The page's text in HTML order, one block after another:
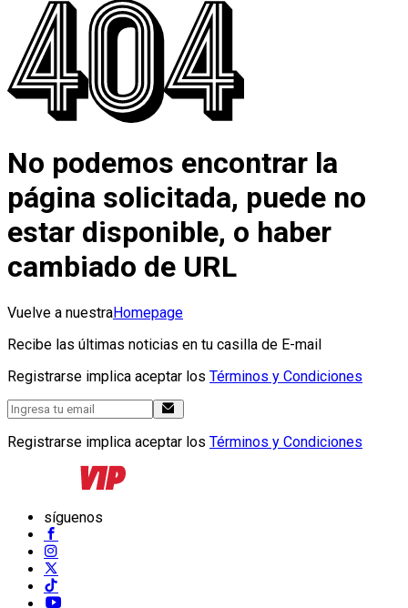
No podemos encontrar la
página solicitada, puede no
estar disponible, o haber
cambiado de URL
Vuelve a nuestraHomepage
Recibe las últimas noticias en tu casilla de E-mail
Registrarse implica aceptar los Términos y Condiciones
Registrarse implica aceptar los Términos y Condiciones
síguenos